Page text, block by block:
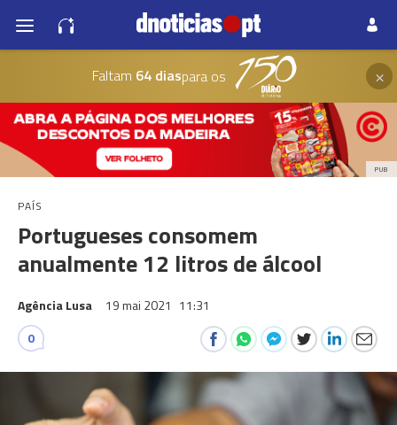
Faltam 64 diaspara os ×
PUB
PAÍS
Portugueses consomem
anualmente 12 litros de álcool
Agência Lusa 19 mai 2021 11:31
0